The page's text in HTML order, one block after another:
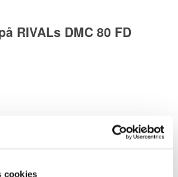
cookies
RIVALs DMC 80 FD
på RIVALs nye 5-aksede